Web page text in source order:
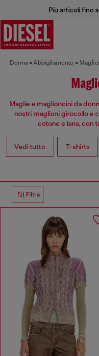
Più articoli fino
Donna Abbigliamento
Maglie e maglioncini da
nostri maglioni girocollo e
cotone e lana, con
Vedi tutto T-shirts
Filtra